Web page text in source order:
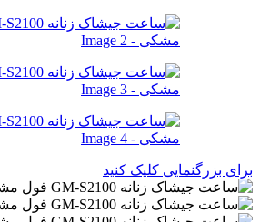
برای بزرگنمایی کلیک کنید